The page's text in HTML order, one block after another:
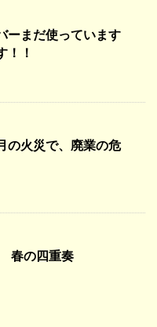
ーまだ使っています
！！
の火災で、廃業の危
春の四重奏